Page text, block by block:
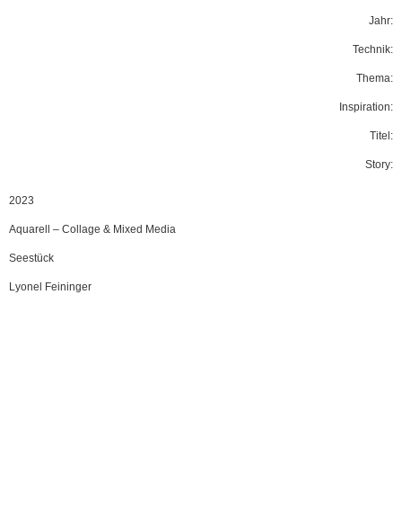
Jahr:
Technik:
Thema:
Inspiration:
Titel:
Story:
2023
Aquarell – Collage & Mixed Media
Seestück
Lyonel Feininger